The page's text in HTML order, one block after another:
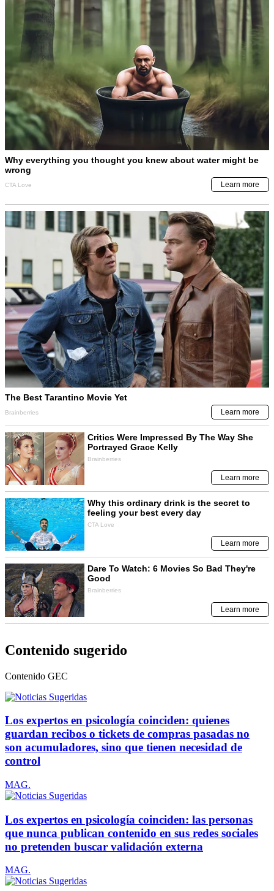
Contenido sugerido
Contenido GEC
Los expertos en psicología coinciden: quienes
guardan recibos o tickets de compras pasadas no
son acumuladores, sino que tienen necesidad de
control
MAG.
Los expertos en psicología coinciden: las personas
que nunca publican contenido en sus redes sociales
no pretenden buscar validación externa
MAG.